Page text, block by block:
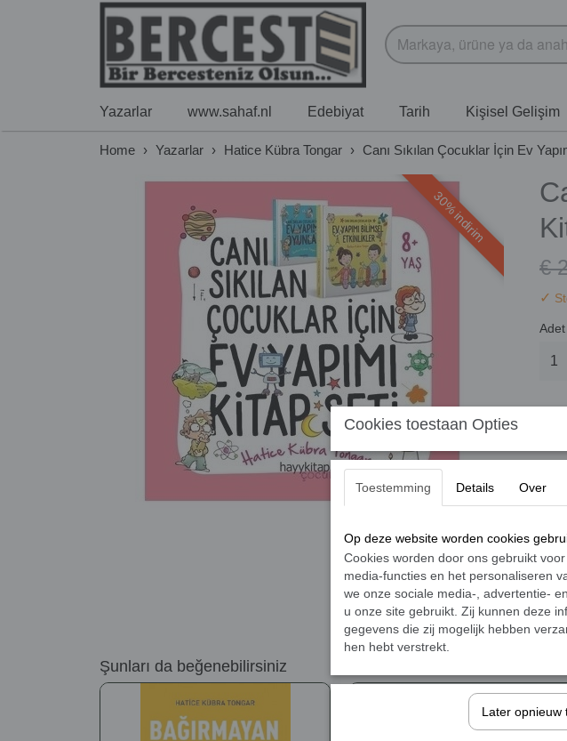
Yazarlar www.sahaf.nl Edebiyat Tarih Kişisel Gelişim
Home › Yazarlar › Hatice Kübra Tongar › Canı Sıkılan Çocuklar İçin Ev
30% indirim
€
✓
Adet
Bu
da
O
Şunları da beğenebilirsiniz
Cookies toestaan Opties
Toestemming Details Over
Op deze website worden cookies
Cookies worden door ons gebruikt
media-functies en het personaliseren
we onze sociale media-, advertentie-
u onze site gebruikt. Zij kunnen deze
gegevens die zij mogelijk hebben
hen hebt verstrekt.
Later opnieuw